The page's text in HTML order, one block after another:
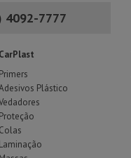
4092-7777
CarPlast
Primers
Plástico
Proteção
Colas
Laminação